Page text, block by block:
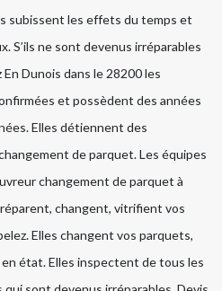
subissent les effets du temps et
S’ils ne sont devenus irréparables
Dunois dans le 28200 les
et possèdent des années
Elles détiennent des
de parquet. Les équipes
changement de parquet à
changent, vitrifient vos
Elles changent vos parquets,
état. Elles inspectent de tous les